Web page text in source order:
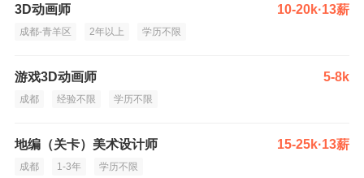
3D动画师 10-20k·13薪
成都-青羊区 2年以上 学历不限
游戏3D动画师 5-8k
成都 经验不限 学历不限
地编（关卡）美术设计师 15-25k·13薪
成都 1-3年 学历不限